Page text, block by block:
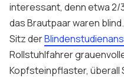
interessant, denn etwa
das Brautpaar waren
Sitz der
Rollstuhlfahrer
Kopfsteinpflaster, überall